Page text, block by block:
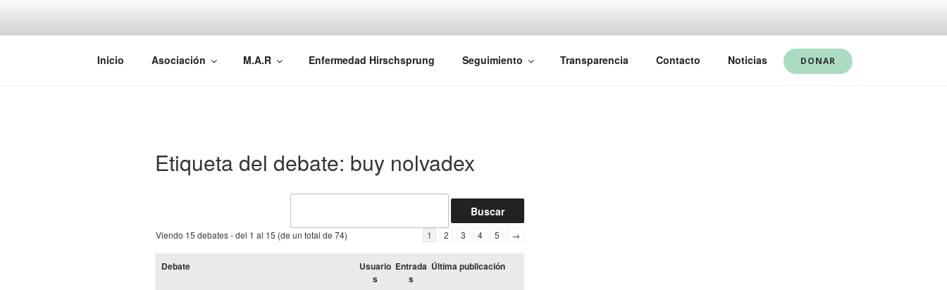
AEMAREH
Asociación Española Malformaciones Ano-Rectales
Inicio Asociación M.A.R Enfermedad Hirschsprung Seguimiento Transparencia Contacto Noticias DONAR
Etiqueta del debate: buy nolvadex
Viendo 15 debates - del 1 al 15 (de un total de 74) 1 2 3 4 5 →
Debate
Usuario
s
Entrada
s
Última publicación